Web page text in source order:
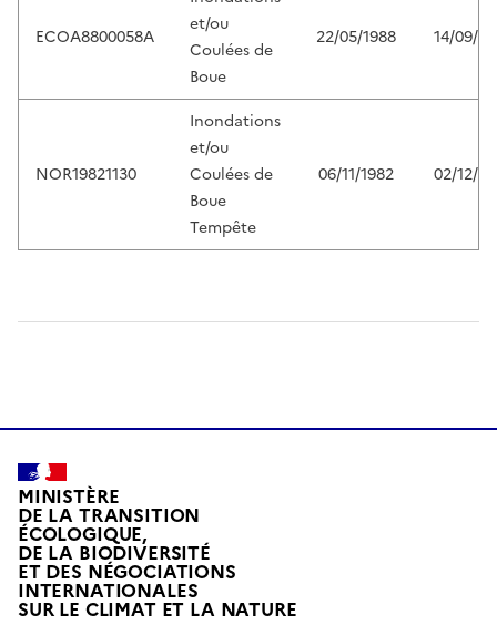
ECOA8800058A
et/ou
Coulées de
Boue
22/05/1988 14/09/
NOR19821130
Inondations
et/ou
Coulées de
Boue
Tempête
06/11/1982 02/12/
MINISTÈRE
DE LA TRANSITION
ÉCOLOGIQUE,
DE LA BIODIVERSITÉ
ET DES NÉGOCIATIONS
INTERNATIONALES
SUR LE CLIMAT ET LA NATUREL